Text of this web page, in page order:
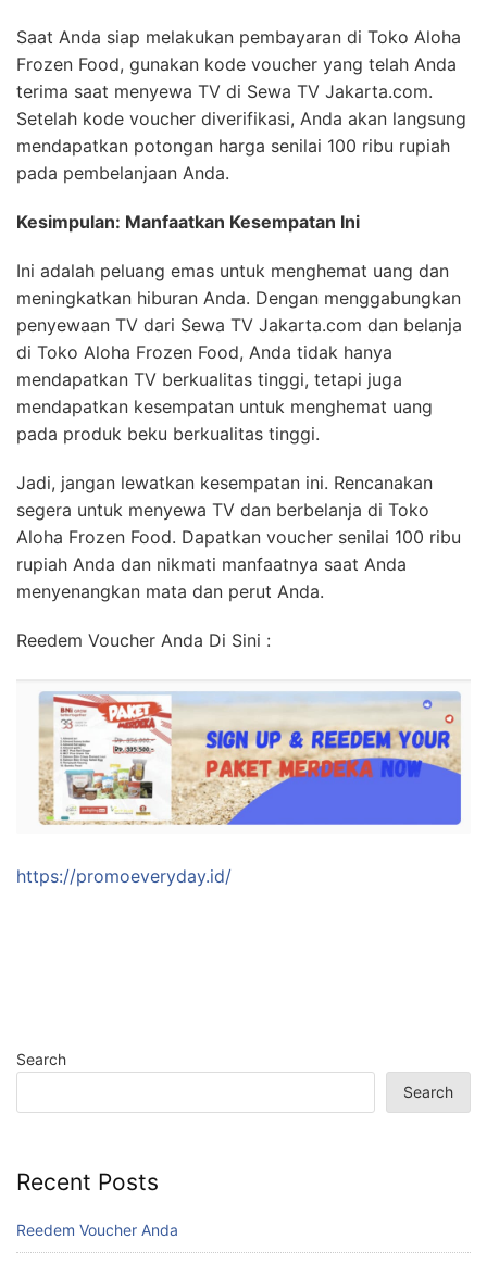
Saat Anda siap melakukan pembayaran di Toko Aloha
Frozen Food, gunakan kode voucher yang telah Anda
terima saat menyewa TV di Sewa TV Jakarta.com.
Setelah kode voucher diverifikasi, Anda akan langsung
mendapatkan potongan harga senilai 100 ribu rupiah
pada pembelanjaan Anda.
Kesimpulan: Manfaatkan Kesempatan Ini
Ini adalah peluang emas untuk menghemat uang dan
meningkatkan hiburan Anda. Dengan menggabungkan
penyewaan TV dari Sewa TV Jakarta.com dan belanja
di Toko Aloha Frozen Food, Anda tidak hanya
mendapatkan TV berkualitas tinggi, tetapi juga
mendapatkan kesempatan untuk menghemat uang
pada produk beku berkualitas tinggi.
Jadi, jangan lewatkan kesempatan ini. Rencanakan
segera untuk menyewa TV dan berbelanja di Toko
Aloha Frozen Food. Dapatkan voucher senilai 100 ribu
rupiah Anda dan nikmati manfaatnya saat Anda
menyenangkan mata dan perut Anda.
Reedem Voucher Anda Di Sini :
https://promoeveryday.id/
Search
Search
Recent Posts
Reedem Voucher Anda